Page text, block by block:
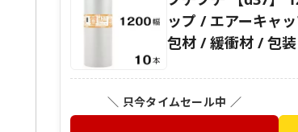
ップ / エアーキャ
包材 / 緩衝材 / 包
＼ 只今タイムセール中 ／